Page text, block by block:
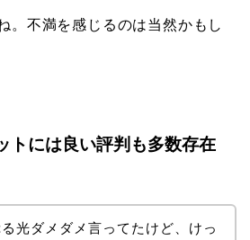
。不満を感じるのは当然かもし
トには良い評判も多数存在
光ダメダメ言ってたけど、けっ